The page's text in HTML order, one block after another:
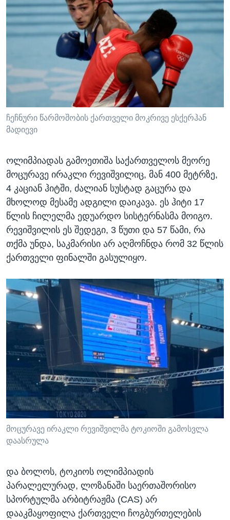
ჩეჩნური წარმოშობის ქართველი მოკრივე ესქერჰან
მადიევი
ოლიმპიადას გამოეთიშა საქართველოს მეორე
მოცურავე ირაკლი რევიშვილიც, მან 400 მეტრზე,
4 კაციან ჰიტში, ძალიან სუსტად გაცურა და
მხოლოდ მესამე ადგილი დაიკავა. ეს ჰიტი 17
წლის ჩილელმა ედუარდო სისტერნასმა მოიგო.
რევიშვილის ეს შედეგი, 3 წუთი და 57 წამი, რა
თქმა უნდა, საკმარისი არ აღმოჩნდა რომ 32 წლის
ქართველი ფინალში გასულიყო.
მოცურავე ირაკლი რევიშვილმა ტოკიოში გამოსვლა
დაასრულა
და ბოლოს, ტოკიოს ოლიმპიადის
პარალელურად, ლოზანაში საერთაშორისო
სპორტულმა არბიტრაჟმა (CAS) არ
დააკმაყოფილა ქართველი ჩოგბურთელების